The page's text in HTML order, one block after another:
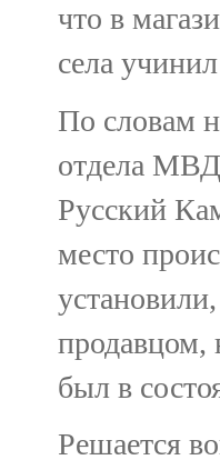
что в
села
По словам
отдела
Русский
место
продавцом,
был в
Решается